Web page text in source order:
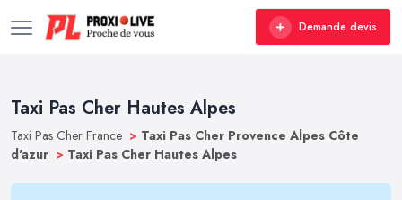
Demande devis
Taxi Pas Cher Hautes Alpes
Taxi Pas Cher France > Taxi Pas Cher Provence Alpes Côte
d'azur > Taxi Pas Cher Hautes Alpes